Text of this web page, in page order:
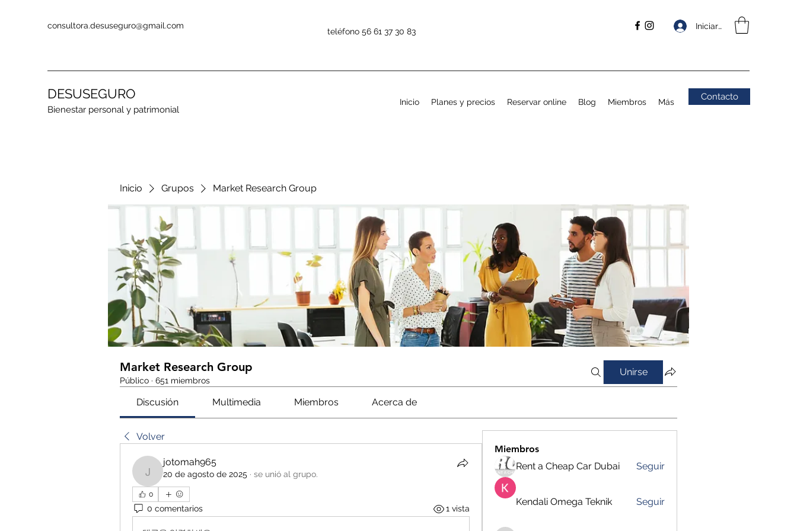
consultora.desuseguro@gmail.com Iniciar sesión
teléfono 56 61 37 30 83
DESUSEGURO
Bienestar personal y patrimonial
Inicio Planes y precios Reservar online Blog Miembros Más Contacto
Inicio Grupos Market Research Group
Market Research Group
Público · 651 miembros
Unirse
Discusión Multimedia Miembros Acerca de
Volver
jotomah965
jotomah965
20 de agosto de 2025 · se unió al grupo.
0
0 comentarios 1 vista
Miembros
Rent a Cheap Car Dubai
Seguir
Kendali Omega Teknik Seguir